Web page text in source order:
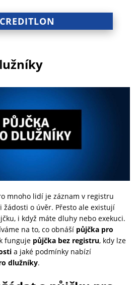
CREDITLON
mnoho lidí je záznam v registru
o úvěr. Přesto ale existují
i když máte dluhy nebo exekuci.
na to, co obnáší půjčka pro
funguje půjčka bez registru, kdy lze
a jaké podmínky nabízí
dlužníky.